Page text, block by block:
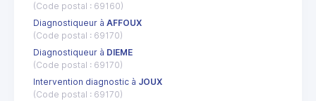
(Code postal : 69160)
Diagnostiqueur à AFFOUX
(Code postal : 69170)
Diagnostiqueur à DIEME
(Code postal : 69170)
Intervention diagnostic à JOUX
(Code postal : 69170)